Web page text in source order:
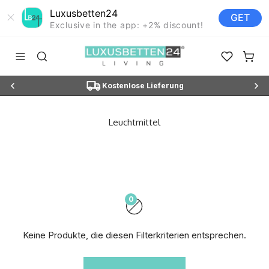
Luxusbetten24
Exclusive in the app: +2% discount!
GET
Navigationsmenü öffnen
Suche öffnen
Luxusbetten24
Favoriten
Kostenlose Lieferung
0
Keine Produkte, die diesen Filterkriterien entsprechen.